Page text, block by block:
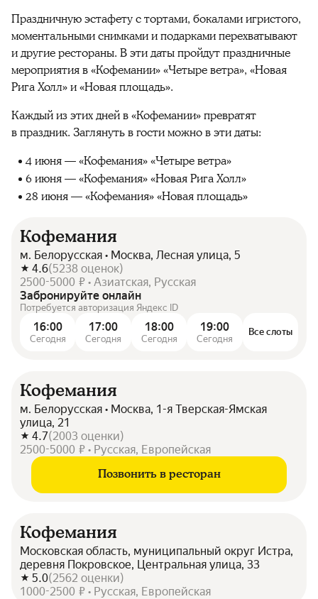
Праздничную эстафету с тортами, бокалами игристого,
моментальными снимками и подарками перехватывают
и другие рестораны. В эти даты пройдут праздничные
мероприятия в «Кофемании» «Четыре ветра», «Новая
Рига Холл» и «Новая площадь».
Каждый из этих дней в «Кофемании» превратят
в праздник. Заглянуть в гости можно в эти даты:
4 июня — «Кофемания» «Четыре ветра»
6 июня — «Кофемания» «Новая Рига Холл»
28 июня — «Кофемания» «Новая площадь»
Кофемания
м. Белорусская • Москва, Лесная улица, 5
4.6(5238 оценок)
2500-5000 ₽ • Азиатская, Русская
Забронируйте онлайн
Потребуется авторизация Яндекс ID
16:00
Сегодня
17:00
Сегодня
18:00
Сегодня
19:00
Сегодня
Все слоты
Кофемания
м. Белорусская • Москва, 1-я Тверская-Ямская
улица, 21
4.7(2003 оценки)
2500-5000 ₽ • Русская, Европейская
Позвонить в ресторан
Кофемания
Московская область, муниципальный округ Истра,
деревня Покровское, Центральная улица, 33
5.0(2562 оценки)
1000-2500 ₽ • Русская, Европейская